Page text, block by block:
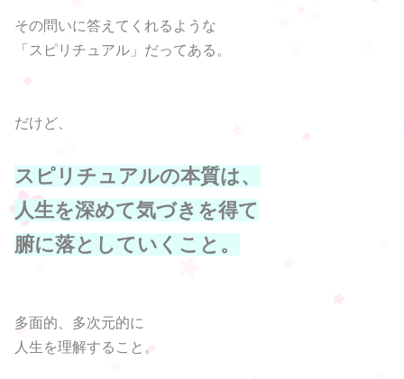
その問いに答えてくれるような
「スピリチュアル」だってある。
だけど、
スピリチュアルの本質は、
人生を深めて気づきを得て
腑に落としていくこと。
多面的、多次元的に
人生を理解すること。